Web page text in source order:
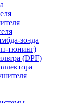
зонда
тюнинг)
(DPF)